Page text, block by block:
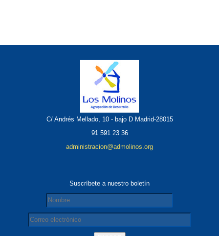
C/ Andrés Mellado, 10 - bajo D Madrid-28015
91 591 23 36
administracion@admolinos.org
Suscríbete a nuestro boletín